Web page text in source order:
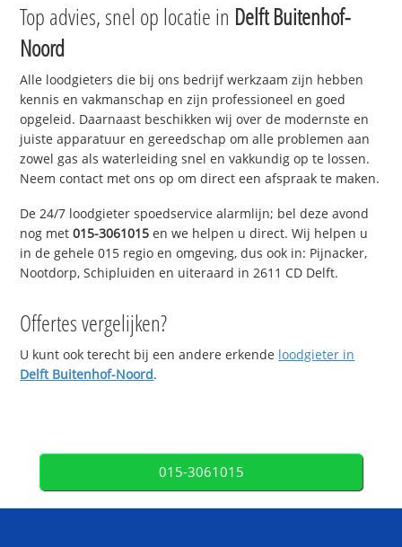
Top advies, snel op locatie in Delft Buitenhof-
Noord
Alle loodgieters die bij ons bedrijf werkzaam zijn hebben
kennis en vakmanschap en zijn professioneel en goed
opgeleid. Daarnaast beschikken wij over de modernste en
juiste apparatuur en gereedschap om alle problemen aan
zowel gas als waterleiding snel en vakkundig op te lossen.
Neem contact met ons op om direct een afspraak te maken.
De 24/7 loodgieter spoedservice alarmlijn; bel deze avond
nog met015-3061015 en we helpen u direct. Wij helpen u
in de gehele 015 regio en omgeving, dus ook in: Pijnacker,
Nootdorp, Schipluiden en uiteraard in 2611 CD Delft.
Offertes vergelijken?
U kunt ook terecht bij een andere erkende loodgieter in
Delft Buitenhof-Noord.
015-3061015